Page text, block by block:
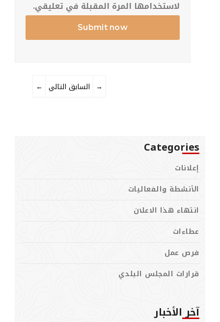
لاستخدامها المرة المقبلة في تعليقي.
← السابق →
Categories
إعلانات
الأنشطة والفعاليات
انتهاء هذا الاعلان
عطاءات
فرص عمل
قرارات المجلس البلدي
آخر الأخبار